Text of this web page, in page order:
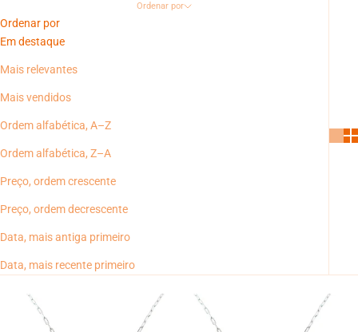
Ordenar por
Ordenar por
Em destaque
Mais relevantes
Mais vendidos
Ordem alfabética, A–Z
Ordem alfabética, Z–A
Preço, ordem crescente
Preço, ordem decrescente
Data, mais antiga primeiro
Data, mais recente primeiro